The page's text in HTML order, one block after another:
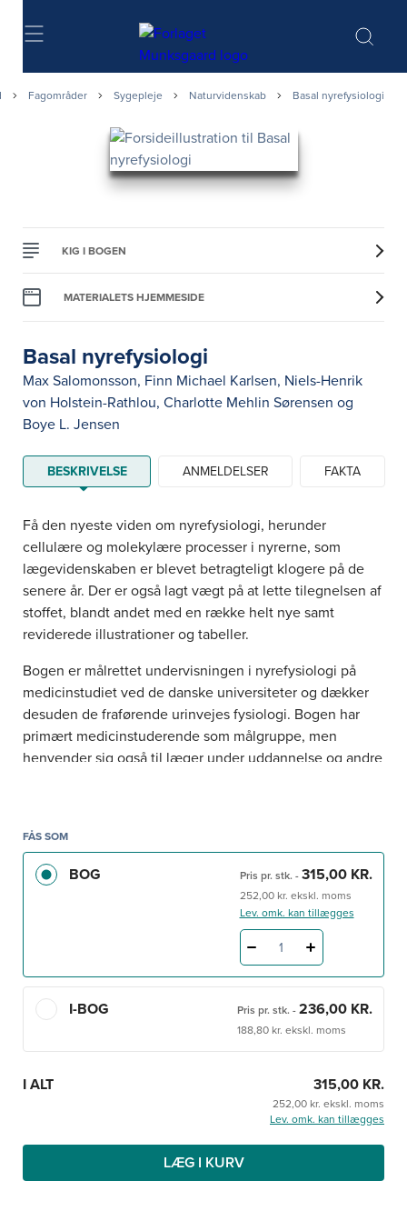
Søg
Fagområder Sygepleje Naturvidenskab Basal nyrefysiologi
KIG I BOGEN
MATERIALETS HJEMMESIDE
Basal nyrefysiologi
Max Salomonsson, Finn Michael Karlsen, Niels-Henrik
von Holstein-Rathlou, Charlotte Mehlin Sørensen og
Boye L. Jensen
BESKRIVELSE ANMELDELSER FAKTA
Få den nyeste viden om nyrefysiologi, herunder
cellulære og molekylære processer i nyrerne, som
lægevidenskaben er blevet betragteligt klogere på de
senere år. Der er også lagt vægt på at lette tilegnelsen af
stoffet, blandt andet med en række helt nye samt
reviderede illustrationer og tabeller.
Bogen er målrettet undervisningen i nyrefysiologi på
medicinstudiet ved de danske universiteter og dækker
desuden de fraførende urinvejes fysiologi. Bogen har
primært medicinstuderende som målgruppe, men
henvender sig også til læger under uddannelse og andre
FÅS SOM
BOG Pris pr. stk. - 315,00 KR.
252,00 kr. ekskl. moms
Lev. omk. kan tillægges
1
I-BOG Pris pr. stk. - 236,00 KR.
188,80 kr. ekskl. moms
I ALT 315,00 KR.
252,00 kr. ekskl. moms
Lev. omk. kan tillægges
LÆG I KURV